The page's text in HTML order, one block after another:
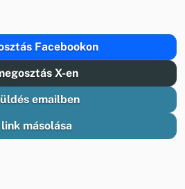
Facebookon
X-en
emailben
link másolása